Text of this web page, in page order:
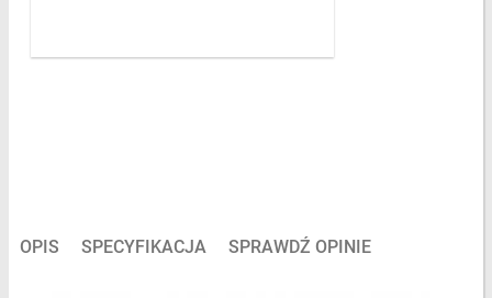
OPIS SPECYFIKACJA SPRAWDŹ OPINIE